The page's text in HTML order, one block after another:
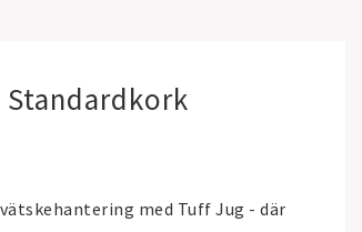
med Tuff Jug - där